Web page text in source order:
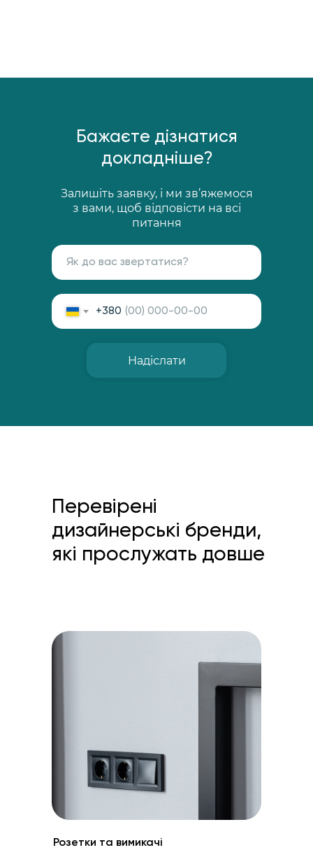
Бажаєте дізнатися
докладніше?
Залишіть заявку, і ми зв’яжемося
з вами, щоб відповісти на всі
питання
+380
Надіслати
Перевірені
дизайнерські бренди,
які прослужать довше
Розетки та вимикачі